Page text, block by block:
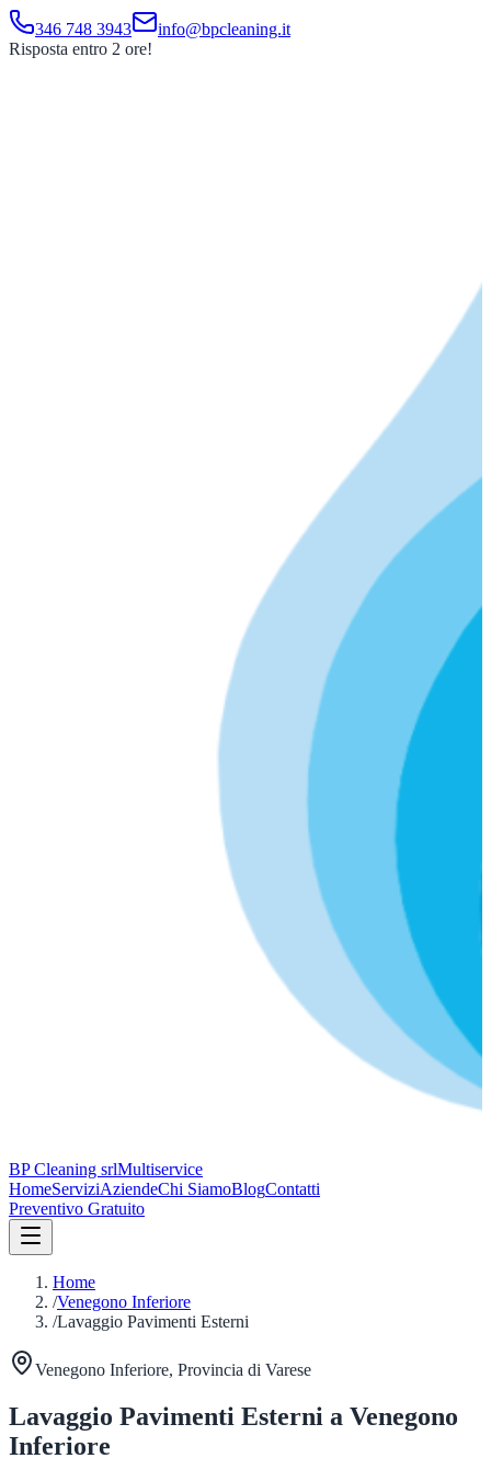
346 748 3943
info@bpcleaning.it
Risposta entro 2 ore!
BP Cleaning srlMultiservice
HomeServiziAziendeChi SiamoBlogContatti
Preventivo Gratuito
Home
/Venegono Inferiore
/Lavaggio Pavimenti Esterni
Venegono Inferiore, Provincia di Varese
Lavaggio Pavimenti Esterni a Venegono
Inferiore